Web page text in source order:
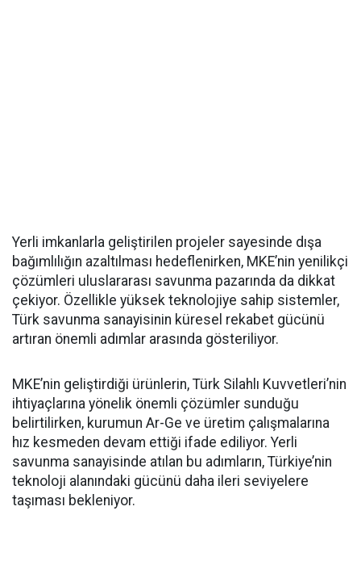
Yerli imkanlarla geliştirilen projeler sayesinde dışa
bağımlılığın azaltılması hedeflenirken, MKE’nin yenilikçi
çözümleri uluslararası savunma pazarında da dikkat
çekiyor. Özellikle yüksek teknolojiye sahip sistemler,
Türk savunma sanayisinin küresel rekabet gücünü
artıran önemli adımlar arasında gösteriliyor.
MKE’nin geliştirdiği ürünlerin, Türk Silahlı Kuvvetleri’nin
ihtiyaçlarına yönelik önemli çözümler sunduğu
belirtilirken, kurumun Ar-Ge ve üretim çalışmalarına
hız kesmeden devam ettiği ifade ediliyor. Yerli
savunma sanayisinde atılan bu adımların, Türkiye’nin
teknoloji alanındaki gücünü daha ileri seviyelere
taşıması bekleniyor.